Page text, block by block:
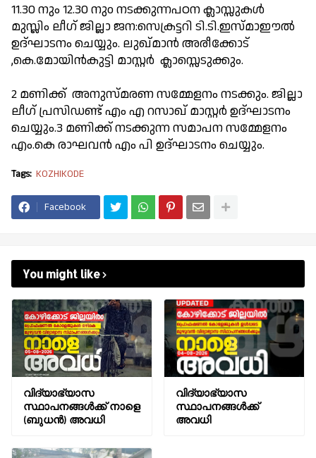
11.30 നും 12.30 നുo നടക്കുന്നപഠന ക്ലാസ്സുകൾ
മുസ്ലിം ലീഗ് ജില്ലാ ജന:സെക്രട്ടറി ടി.ടി.ഇസ്മാഈൽ
ഉദ്ഘാടനം ചെയ്യും. ലുഖ്മാൻ അരീക്കോട്
,കെ.മോയിൻകുട്ടി മാസ്റ്റർ ക്ലാസ്സെടുക്കും.
2 മണിക്ക് അനുസ്മരണ സമ്മേളനം നടക്കും. ജില്ലാ
ലീഗ് പ്രസിഡണ്ട് എം എ റസാഖ് മാസ്റ്റർ ഉദ്ഘാടനം
ചെയ്യും.3 മണിക്ക് നടക്കുന്ന സമാപന സമ്മേളനം
എം.കെ രാഘവൻ എം പി ഉദ്ഘാടനം ചെയ്യും.
Tags: KOZHIKODE
Facebook
You might like
വിദ്യാഭ്യാസ
സ്ഥാപനങ്ങൾക്ക് നാളെ
(ബുധൻ) അവധി
വിദ്യാഭ്യാസ
സ്ഥാപനങ്ങൾക്ക്
അവധി